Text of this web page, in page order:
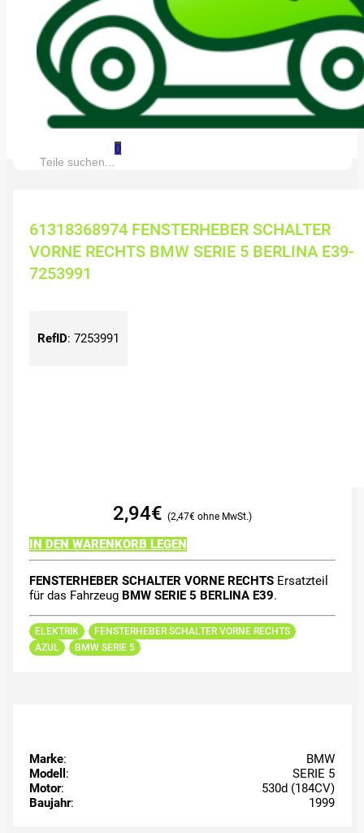
0
Suche:
61318368974 FENSTERHEBER SCHALTER
VORNE RECHTS BMW SERIE 5 BERLINA E39-
7253991
RefID: 7253991
2,94€ 2,47€
IN DEN WARENKORB LEGEN
FENSTERHEBER SCHALTER VORNE RECHTSErsatzteil
für das Fahrzeug BMW SERIE 5 BERLINA E39.
ELEKTRIK
FENSTERHEBER SCHALTER VORNE RECHTS
AZUL
BMW SERIE 5
Marke:
BMW
Modell :
SERIE 5
Motor:
530d (184CV)
Baujahr: 1999